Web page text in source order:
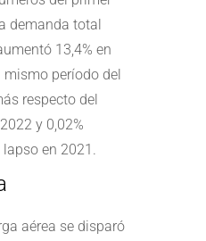
demanda total
13,4% en
período del
respecto del
y 0,02%
en 2021.
aérea se disparó